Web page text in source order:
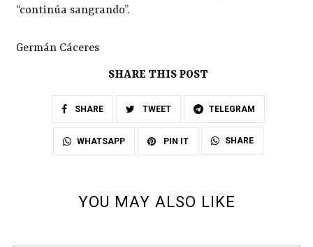
“continúa sangrando”.
Germán Cáceres
SHARE THIS POST
SHARE TWEET TELEGRAM
WHATSAPP PIN IT SHARE
YOU MAY ALSO LIKE